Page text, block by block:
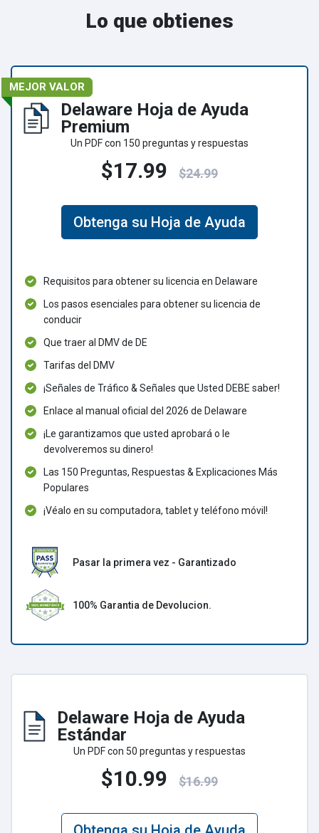
Lo que obtienes
Delaware Hoja de Ayuda
Estándar
Un PDF con 50 preguntas y respuestas
$10.99 $16.99
MEJOR VALOR
Delaware Hoja de Ayuda
Premium
Un PDF con 150 preguntas y respuestas
$17.99 $24.99
Obtenga su Hoja de Ayuda
Requisitos para obtener su licencia en Delaware
Los pasos esenciales para obtener su licencia de
conducir
Que traer al DMV de DE
Tarifas del DMV
¡Señales de Tráfico & Señales que Usted DEBE saber!
Enlace al manual oficial del 2026 de Delaware
¡Le garantizamos que usted aprobará o le
devolveremos su dinero!
Las 150 Preguntas, Respuestas & Explicaciones Más
Populares
¡Véalo en su computadora, tablet y teléfono móvil!
Pasar la primera vez - Garantizado
100% Garantia de Devolucion.